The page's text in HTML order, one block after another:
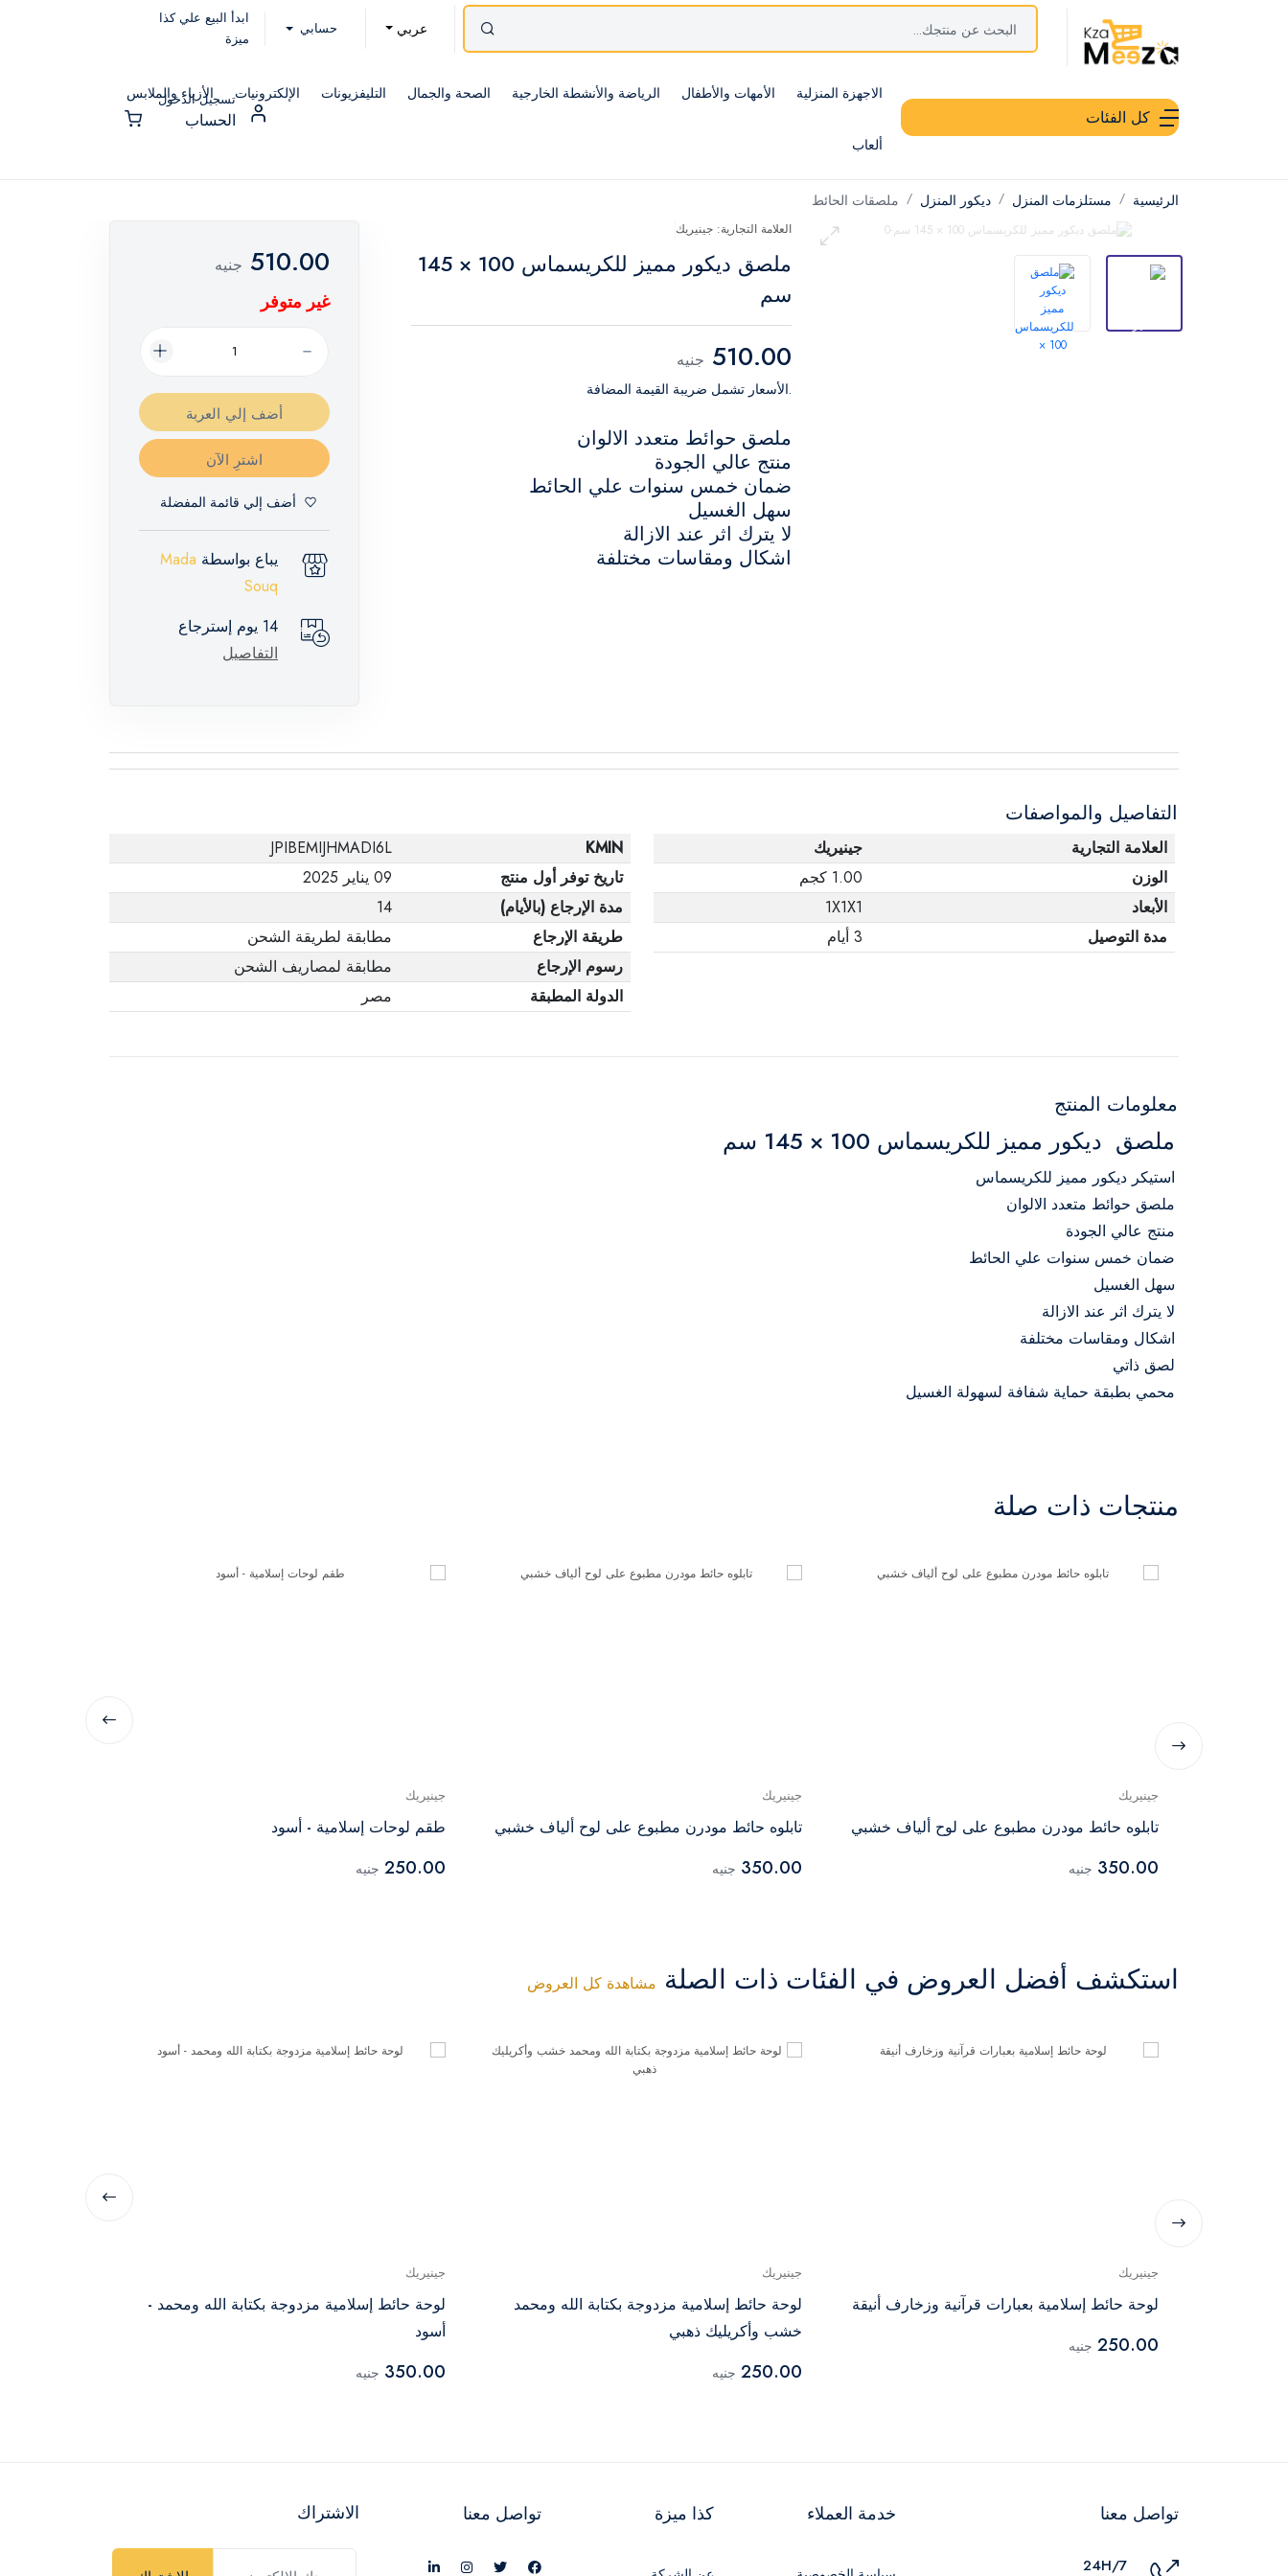
عربي حسابي
ابدأ البيع علي كذا
ميزة
كل الفئات
الاجهزة المنزلية الأمهات والأطفال الرياضة والأنشطة الخارجية الصحة والجمال التليفزيونات الإلكترونيات الأزياء والملابس
ألعاب
تسجيل الدخول
الحساب
الرئيسية مستلزمات المنزل ديكور المنزل ملصقات الحائط
العلامة التجارية: جينيريك
ملصق ديكور مميز للكريسماس 100 × 145
سم
510.00 جنيه
.الأسعار تشمل ضريبة القيمة المضافة
ملصق حوائط متعدد الالوان
منتج عالي الجودة
ضمان خمس سنوات علي الحائط
سهل الغسيل
لا يترك اثر عند الازالة
اشكال ومقاسات مختلفة
510.00 جنيه
غير متوفر
أضف إلي العربة
اشترِ الآن
أضف إلي قائمة المفضلة
يباع بواسطة Mada
Souq
14 يوم إسترجاع
التفاصيل
التفاصيل والمواصفات
العلامة التجارية
جينيريك
الوزن
1.00 كجم
الأبعاد
1X1X1
مدة التوصيل
3 أيام
KMIN
JPIBEMIJHMADI6L
تاريخ توفر أول منتج
09 يناير 2025
مدة الإرجاع (بالأيام)
14
طريقة الإرجاع
مطابقة لطريقة الشحن
رسوم الإرجاع
مطابقة لمصاريف الشحن
الدولة المطبقة
مصر
معلومات المنتج
ملصق ديكور مميز للكريسماس 100 × 145 سم
استيكر ديكور مميز للكريسماس
ملصق حوائط متعدد الالوان
منتج عالي الجودة
ضمان خمس سنوات علي الحائط
سهل الغسيل
لا يترك اثر عند الازالة
اشكال ومقاسات مختلفة
لصق ذاتي
محمي بطبقة حماية شفافة لسهولة الغسيل
منتجات ذات صلة
جينيريك
تابلوه حائط مودرن مطبوع على لوح ألياف خشبي
350.00 جنيه
جينيريك
تابلوه حائط مودرن مطبوع على لوح ألياف خشبي
350.00 جنيه
جينيريك
طقم لوحات إسلامية - أسود
250.00 جنيه
استكشف أفضل العروض في الفئات ذات الصلة مشاهدة كل العروض
جينيريك
لوحة حائط إسلامية بعبارات قرآنية وزخارف أنيقة
250.00 جنيه
جينيريك
لوحة حائط إسلامية مزدوجة بكتابة الله ومحمد
خشب وأكريليك ذهبي
250.00 جنيه
جينيريك
لوحة حائط إسلامية مزدوجة بكتابة الله ومحمد -
أسود
350.00 جنيه
تواصل معنا
24H/7
خدمة العملاء كذا ميزة تواصل معنا الاشتراك